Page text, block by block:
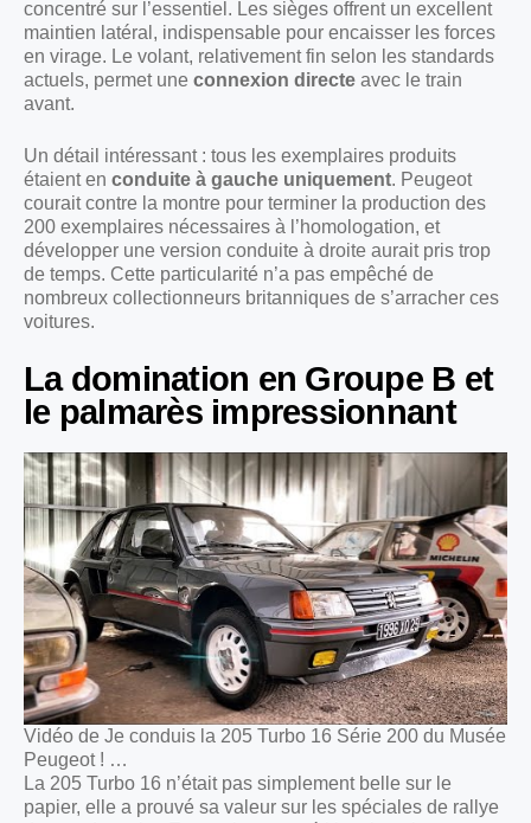
concentré sur l’essentiel. Les sièges offrent un excellent
maintien latéral, indispensable pour encaisser les forces
en virage. Le volant, relativement fin selon les standards
actuels, permet une connexion directe avec le train
avant.
Un détail intéressant : tous les exemplaires produits
étaient en conduite à gauche uniquement. Peugeot
courait contre la montre pour terminer la production des
200 exemplaires nécessaires à l’homologation, et
développer une version conduite à droite aurait pris trop
de temps. Cette particularité n’a pas empêché de
nombreux collectionneurs britanniques de s’arracher ces
voitures.
La domination en Groupe B et
le palmarès impressionnant
Vidéo de Je conduis la 205 Turbo 16 Série 200 du Musée
Peugeot ! …
La 205 Turbo 16 n’était pas simplement belle sur le
papier, elle a prouvé sa valeur sur les spéciales de rallye